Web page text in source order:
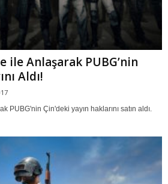
ile Anlaşarak PUBG’nin
Aldı!
PUBG'nin Çin'deki yayın haklarını satın aldı.